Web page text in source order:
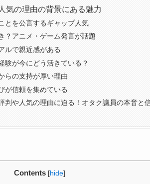
気の理由の背景にある魅力
とを公言するギャップ人気
？アニメ・ゲーム発言が話題
ルで親近感がある
験が今にどう活きている？
らの支持が厚い理由
が信頼を集めている
判や人気の理由に迫る！オタク議員の本音
Contents [hide]